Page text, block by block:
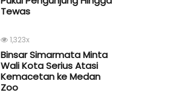
Tewas
1,323x
Binsar Simarmata Minta
Wali Kota Serius Atasi
Kemacetan ke Medan
Zoo